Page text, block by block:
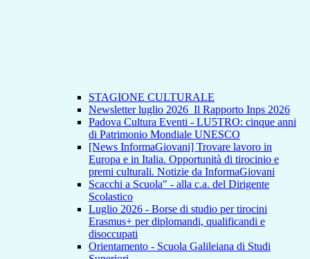
STAGIONE CULTURALE
Newsletter luglio 2026_Il Rapporto Inps 2026
Padova Cultura Eventi - LU5TRO: cinque anni
di Patrimonio Mondiale UNESCO
[News InformaGiovani] Trovare lavoro in
Europa e in Italia. Opportunità di tirocinio e
premi culturali. Notizie da InformaGiovani
Scacchi a Scuola" - alla c.a. del Dirigente
Scolastico
Luglio 2026 - Borse di studio per tirocini
Erasmus+ per diplomandi, qualificandi e
disoccupati
Orientamento - Scuola Galileiana di Studi